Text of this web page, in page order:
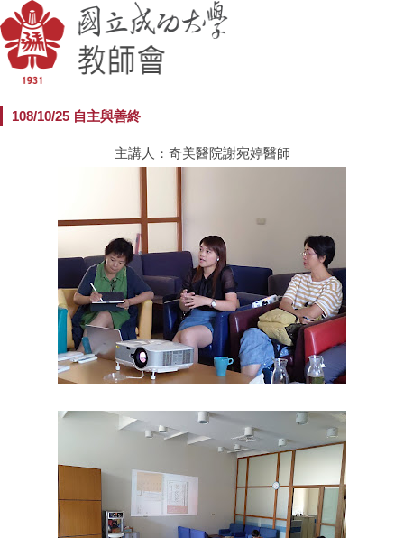
108/10/25 自主與善終
主講人：奇美醫院謝宛婷醫師